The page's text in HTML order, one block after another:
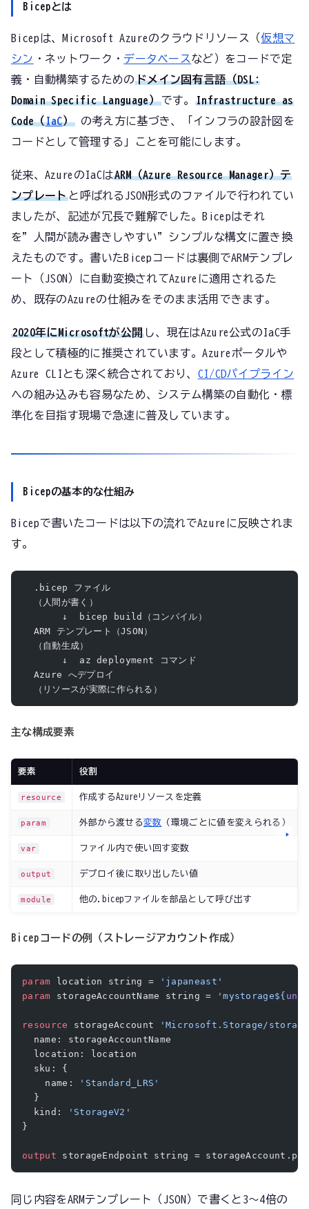
Bicepとは
Bicepは、Microsoft Azureのクラウドリソース（仮想マ
シン ・ネットワーク・ データベースなど）をコードで定
義・自動構築するためのドメイン固有言語（DSL:
Domain Specific Language）です。 Infrastructure as
Code（IaC）の考え方に基づき、「インフラの設計図を
コードとして管理する」ことを可能にします。
従来、AzureのIaCはARM（Azure Resource Manager）テ
ンプレート と呼ばれるJSON形式のファイルで行われてい
ましたが、記述が冗長で難解でした。Bicepはそれ
を”人間が読み書きしやすい”シンプルな構文に置き換
えたものです。書いたBicepコードは裏側でARMテンプレ
ート（JSON）に自動変換されてAzureに適用されるた
め、既存のAzureの仕組みをそのまま活用できます。
2020年にMicrosoftが公開し、現在はAzure公式のIaC手
段として積極的に推奨されています。Azureポータルや
Azure CLIとも深く統合されており、 CI/CDパイプライン
への組み込みも容易なため、システム構築の自動化・標
準化を目指す現場で急速に普及しています。
Bicepの基本的な仕組み
Bicepで書いたコードは以下の流れでAzureに反映されま
す。
  .bicep ファイル
  （人間が書く）
       ↓  bicep build（コンパイル）
  ARM テンプレート（JSON）
  （自動生成）
       ↓  az deployment コマンド
  Azure へデプロイ
  （リソースが実際に作られる）
主な構成要素
要素 役割
resource 作成するAzureリソースを定義
param 外部から渡せる変数 （環境ごとに値を変えられる）
var ファイル内で使い回す変数
output デプロイ後に取り出したい値
module 他の.bicepファイルを部品として呼び出す
Bicepコードの例（ストレージアカウント作成）
param location string =
'japaneast'
param storageAccountName string = 'mystorage${
resource storageAccount
'Microsoft.Storage/
  name: storageAccountName
  location: location
  sku: {
    name:
'Standard_LRS'
  }
  kind:
'StorageV2'
}
output storageEndpoint string =
同じ内容をARMテンプレート（JSON）で書くと3〜4倍の